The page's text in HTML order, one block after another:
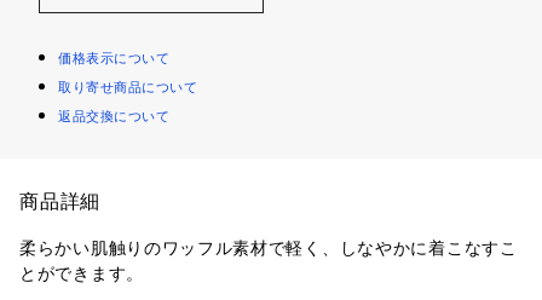
価格表示について
取り寄せ商品について
返品交換について
商品詳細
柔らかい肌触りのワッフル素材で軽く、しなやかに着こなすこ
とができます。